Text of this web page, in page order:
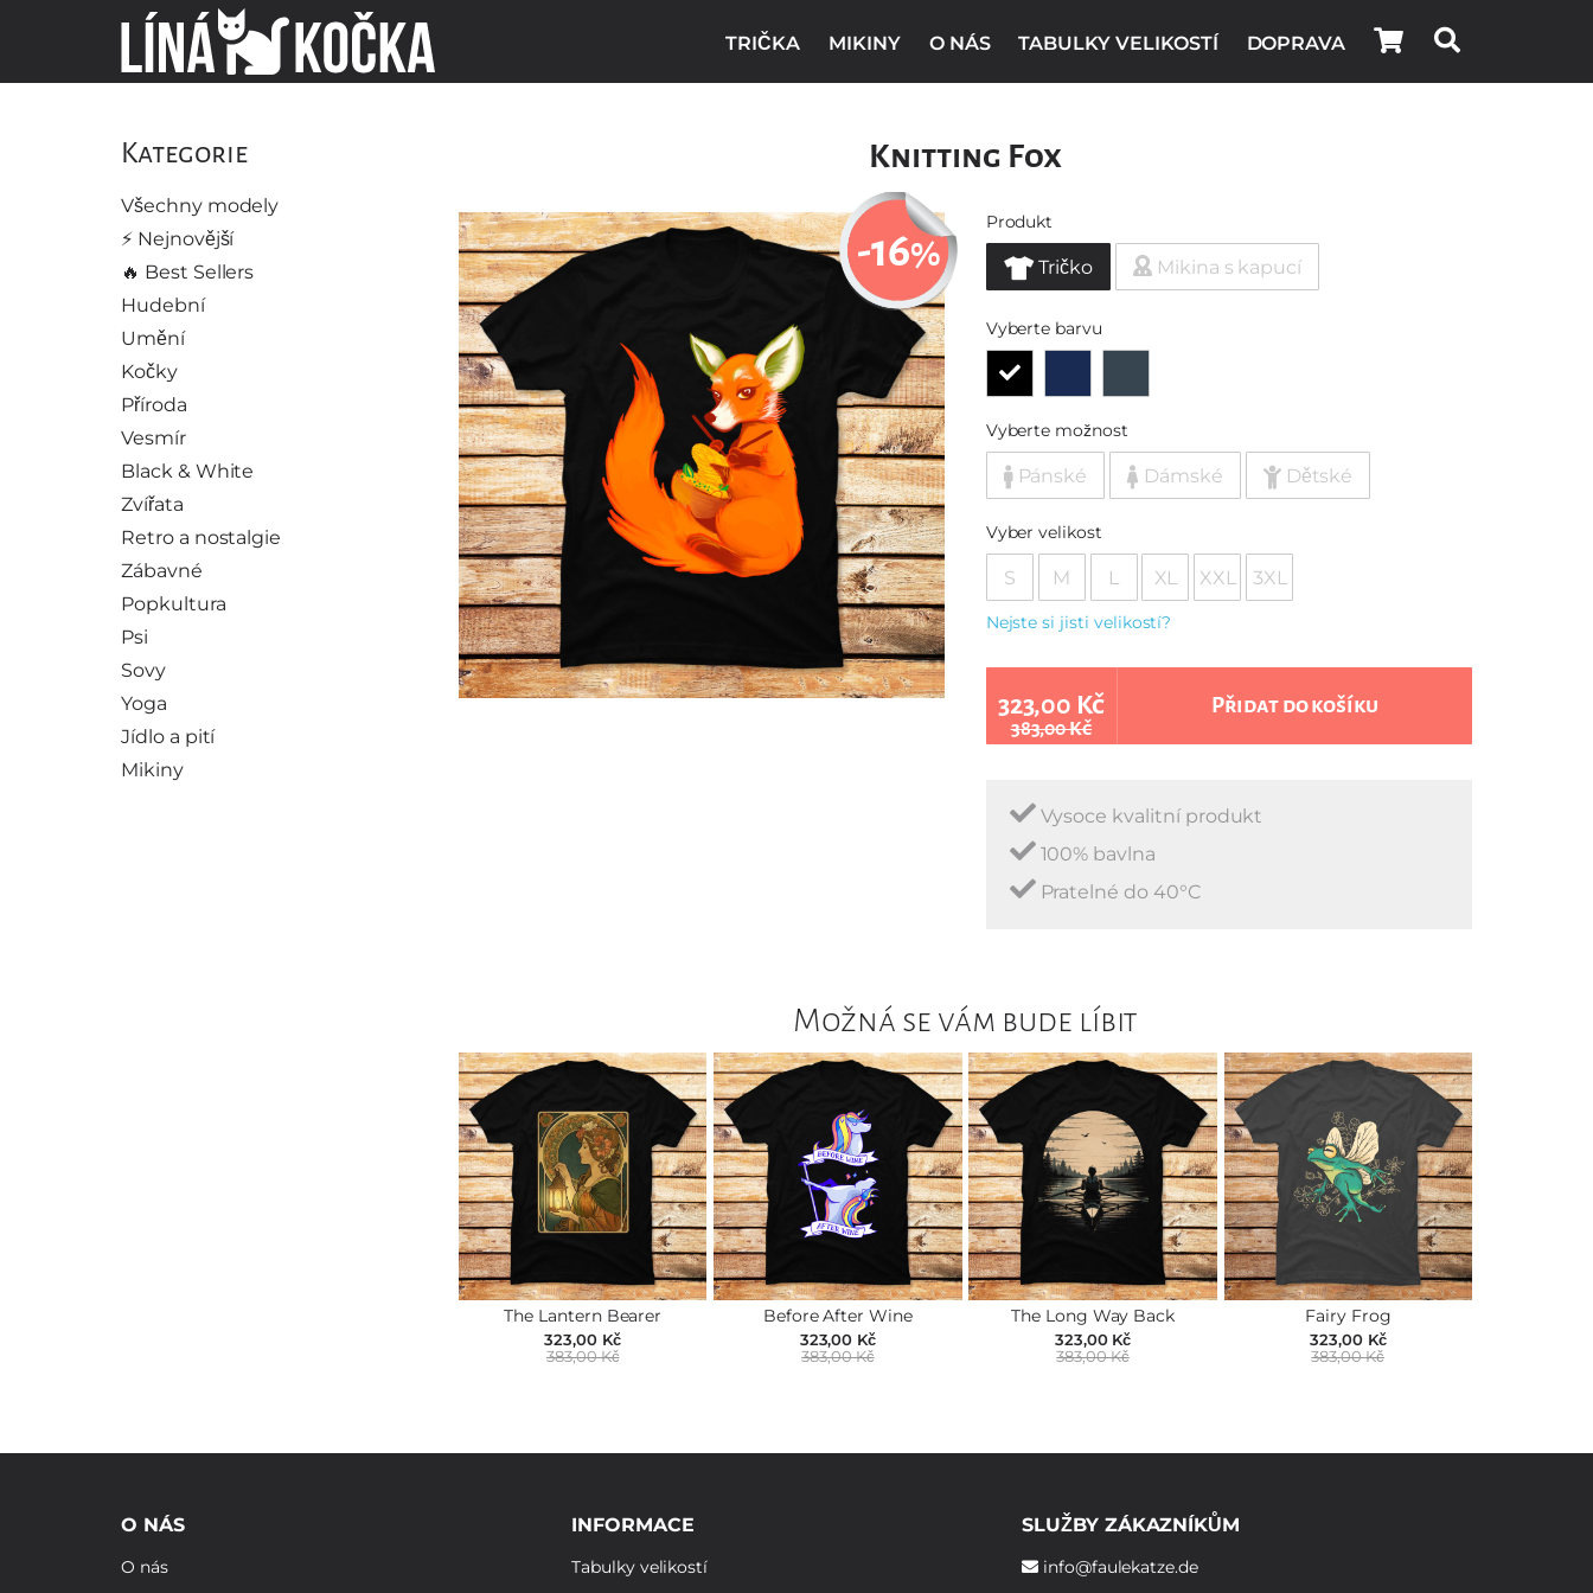
TRIČKA MIKINY O NÁS TABULKY VELIKOSTÍ DOPRAVA
Kategorie
Všechny modely
⚡️ Nejnovější
🔥 Best Sellers
Hudební
Umění
Kočky
Příroda
Vesmír
Black & White
Zvířata
Retro a nostalgie
Zábavné
Popkultura
Psi
Sovy
Yoga
Jídlo a pití
Mikiny
Knitting Fox
-16%
Produkt
Tričko Mikina s kapucí
Vyberte barvu
Vyberte možnost
Pánské Dámské Dětské
Vyber velikost
S M L XL XXL 3XL
Nejste si jisti velikostí?
323,00 Kč
383,00 Kč
Přidat do košíku
Vysoce kvalitní produkt
100% bavlna
Pratelné do 40°C
Možná se vám bude líbit
The Lantern Bearer
323,00 Kč
383,00 Kč
Before After Wine
323,00 Kč
383,00 Kč
The Long Way Back
323,00 Kč
383,00 Kč
Fairy Frog
323,00 Kč
383,00 Kč
O NÁS
O nás
INFORMACE
Tabulky velikostí
SLUŽBY ZÁKAZNÍKŮM
info@faulekatze.de